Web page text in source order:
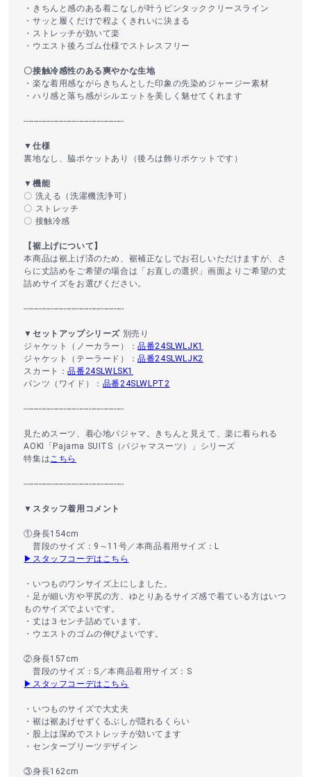
・きちんと感のある着こなしが叶うピンタッククリースライン
・サッと履くだけで程よくきれいに決まる
・ストレッチが効いて楽
・ウエスト後ろゴム仕様でストレスフリー
〇接触冷感性のある爽やかな生地
・楽な着用感ながらきちんとした印象の先染めジャージー素材
・ハリ感と落ち感がシルエットを美しく魅せてくれます
----------------------------------------
▼仕様
裏地なし、脇ポケットあり（後ろは飾りポケットです）
▼機能
〇 洗える（洗濯機洗浄可）
〇 ストレッチ
〇 接触冷感
【裾上げについて】
本商品は裾上げ済のため、裾補正なしでお召しいただけますが、さ
らに丈詰めをご希望の場合は「お直しの選択」画面よりご希望の丈
詰めサイズをお選びください。
----------------------------------------
▼セットアップシリーズ 別売り
ジャケット（ノーカラー）：品番24SLWLJK1
ジャケット（テーラード）：品番24SLWLJK2
スカート：品番24SLWLSK1
パンツ（ワイド）： 品番24SLWLPT2
----------------------------------------
見ためスーツ、着心地パジャマ。きちんと見えて、楽に着られる
AOKI「Pajama SUITS（パジャマスーツ）」シリーズ
特集はこちら
----------------------------------------
▼スタッフ着用コメント
①身長154cm
普段のサイズ：9～11号／本商品着用サイズ：L
▶スタッフコーデはこちら
・いつものワンサイズ上にしました。
・足が細い方や平尻の方、ゆとりあるサイズ感で着ている方はいつ
ものサイズでよいです。
・丈は３センチ詰めています。
・ウエストのゴムの伸びよいです。
②身長157cm
普段のサイズ：S／本商品着用サイズ：S
▶スタッフコーデはこちら
・いつものサイズで大丈夫
・裾は裾あげせずくるぶしが隠れるくらい
・股上は深めでストレッチが効いてます
・センタープリーツデザイン
③身長162cm